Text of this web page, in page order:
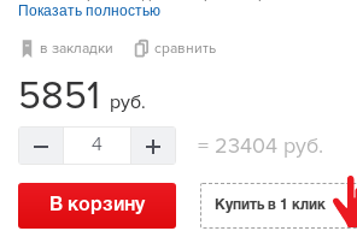
Показать полностью
в закладки сравнить
5851 руб.
4 =23404 руб.
В корзину Купить в 1 клик